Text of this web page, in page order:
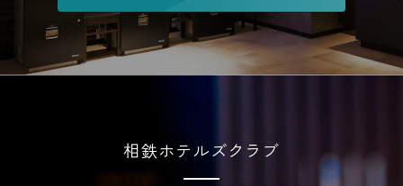
相鉄ホテルズクラブ